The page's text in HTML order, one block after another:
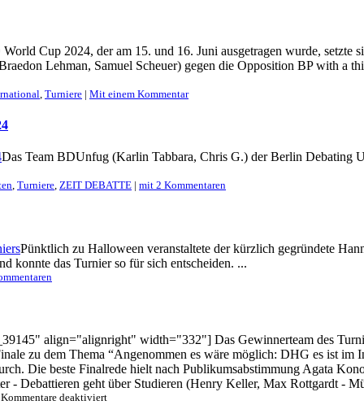
Cup 2024, der am 15. und 16. Juni ausgetragen wurde,
Lehman, Samuel Scheuer) gegen die Opposition BP with a
Turniere | Mit einem Kommentar
Das Team BDUnfug (Karlin Tabbara, Chris G.) der Berlin Debating
, Turniere, ZEIT DEBATTE | mit 2 Kommentaren
Pünktlich zu Halloween veranstaltete der kürzlich gegründete
konnte das Turnier so für sich entscheiden. ...
align="alignright" width="332"] Das Gewinnerteam des
zu dem Thema “Angenommen es wäre möglich: DHG es ist im
Die beste Finalrede hielt nach Publikumsabstimmung Agata
- Debattieren geht über Studieren (Henry Keller, Max Rottgardt -
Kommentare deaktiviertfür